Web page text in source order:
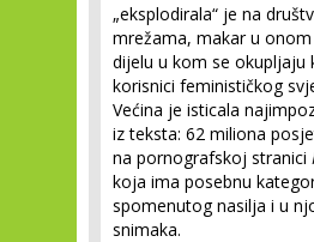
„eksplodirala“ je na
mrežama, makar u
dijelu u kom se okupljaju
korisnici feminističkog
Većina je isticala
iz teksta: 62 miliona
na pornografskoj stranici
koja ima posebnu
spomenutog nasilja i u
snimaka.